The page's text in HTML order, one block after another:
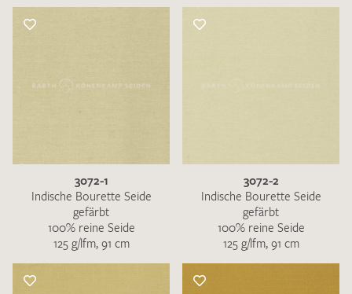
3072-1
Indische Bourette Seide
gefärbt
100% reine Seide
125 g/lfm, 91 cm
3072-2
Indische Bourette Seide
gefärbt
100% reine Seide
125 g/lfm, 91 cm